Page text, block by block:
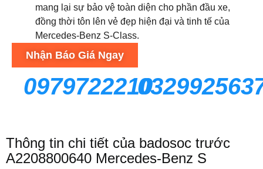
mang lại sự bảo vệ toàn diện cho phần đầu xe,
đồng thời tôn lên vẻ đẹp hiện đại và tinh tế của
Mercedes-Benz S-Class.
Nhận Báo Giá Ngay
0979722210
Thông tin chi tiết của badosoc trước
A2208800640 Mercedes-Benz S